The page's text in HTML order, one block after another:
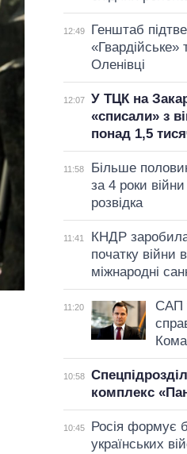
12:49
Генштаб
Оленівці
12:07
У ТЦК на
«списали» з
понад 1,5
11:58
Більше
за 4 роки
розвідка
11:41
КНДР
початку війни
міжнародні
11:20
САП
10:58
комплекс
10:45
Росія формує
українських